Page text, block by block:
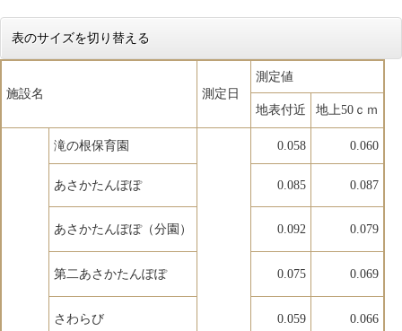
表のサイズを切り替える
施設名 測定日
測定値
地表付近 地上50ｃｍ
滝の根保育園 0.058 0.060
あさかたんぽぽ 0.085 0.087
あさかたんぽぽ（分園） 0.092 0.079
第二あさかたんぽぽ 0.075 0.069
さわらび 0.059 0.066